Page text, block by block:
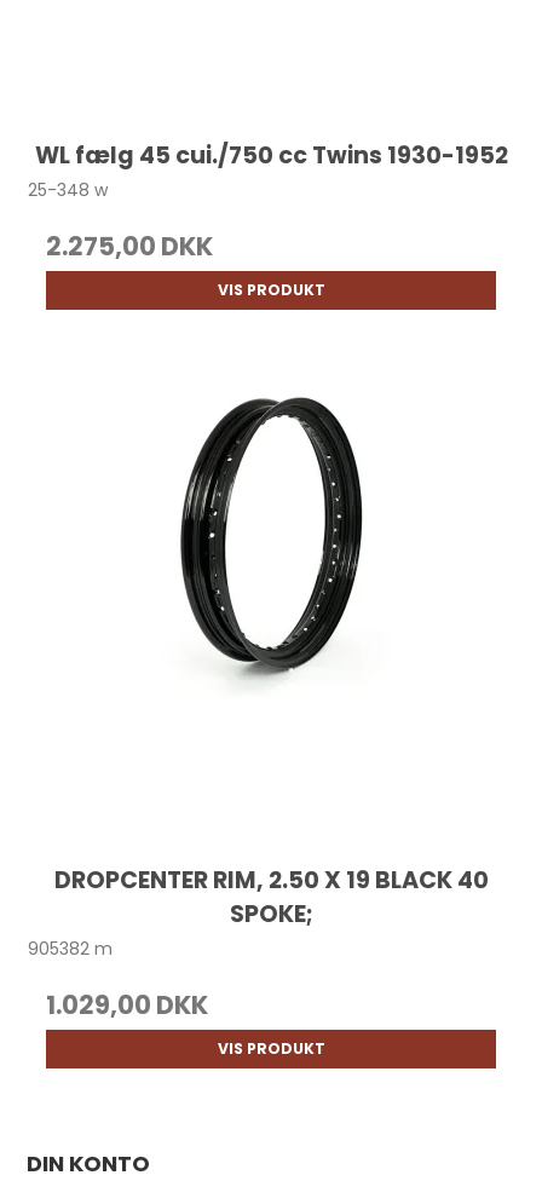
WL fælg 45 cui./750 cc Twins 1930-1952
25-348 w
2.275,00 DKK
VIS PRODUKT
DROPCENTER RIM, 2.50 X 19 BLACK 40
SPOKE;
905382 m
1.029,00 DKK
VIS PRODUKT
DIN KONTO